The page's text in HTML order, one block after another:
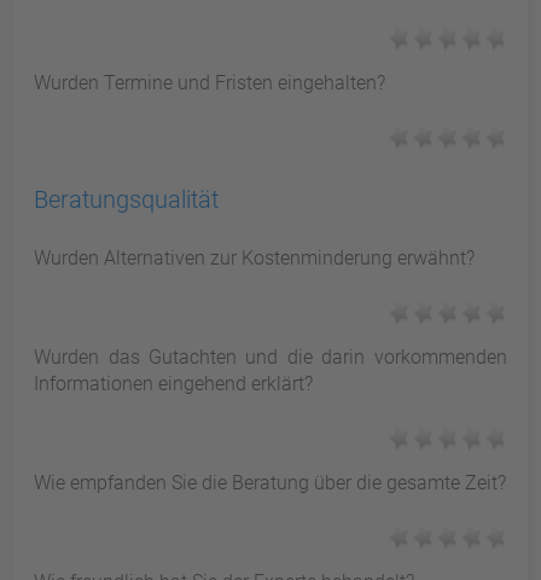
Wurden Termine und Fristen eingehalten?
Beratungsqualität
Wurden Alternativen zur Kostenminderung erwähnt?
Wurden das Gutachten und die darin vorkommenden
Informationen eingehend erklärt?
Wie empfanden Sie die Beratung über die gesamte Zeit?